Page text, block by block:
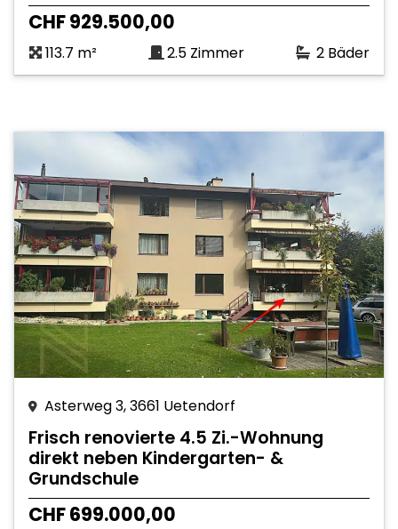
CHF 929.500,00
113.7 m² 2.5 Zimmer 2 Bäder
Asterweg 3, 3661 Uetendorf
Frisch renovierte 4.5 Zi.-Wohnung
direkt neben Kindergarten- &
Grundschule
CHF 699.000,00